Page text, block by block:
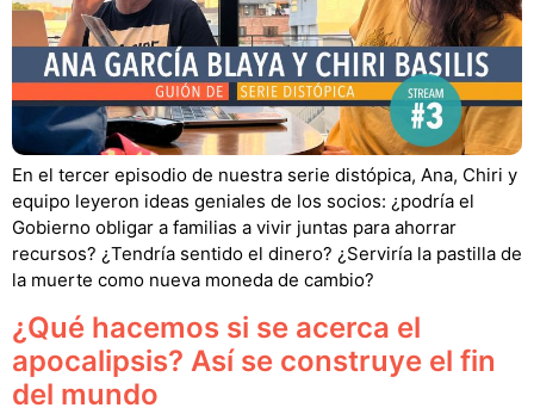
En el tercer episodio de nuestra serie distópica, Ana, Chiri y
equipo leyeron ideas geniales de los socios: ¿podría el
Gobierno obligar a familias a vivir juntas para ahorrar
recursos? ¿Tendría sentido el dinero? ¿Serviría la pastilla de
la muerte como nueva moneda de cambio?
¿Qué hacemos si se acerca el
apocalipsis? Así se construye el fin
del mundo